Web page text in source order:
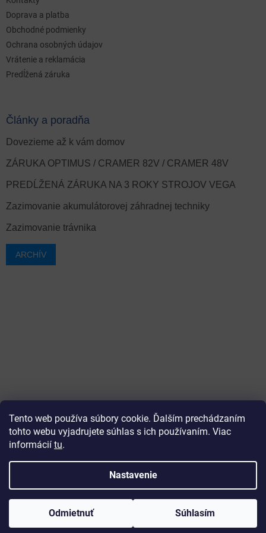
Tento web používa súbory cookie. Ďalším prechádzaním
tohto webu vyjadrujete súhlas s ich používaním. Viac
informácií tu.
Nastavenie
Odmietnuť Súhlasím
Doprava a platba
Obchodné podmienky
Ochrana osobných údajov
Vrátenie a reklamácia
Predĺžená záruka
Články a poradňa
Dovezieme až k vám domov
ZÁRUKA OPTIMUS / CRAMER 82V / CRAMER 48V
PREDĹŽENÁ ZÁRUKA NA 3 ROKY STROJOV VEGA
Zazimovanie akumulátorovej záhradnej techniky
Zazimovanie trávnika
ARCHÍV
. Všetky práva vyhradené.